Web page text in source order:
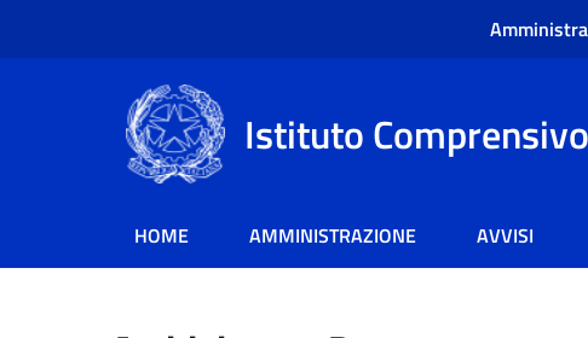
Istituto
HOME AMMINISTRAZIONE AVVISI